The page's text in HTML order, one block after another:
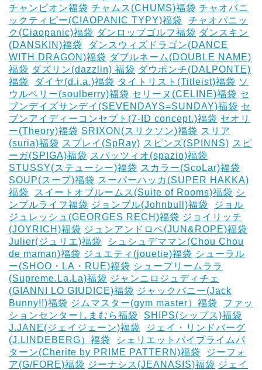
チャンピオン福袋 チャムス(CHUMS)福袋 チャオパニ
ックティピー(CIAOPANIC TYPY)福袋
チャオパニッ
ク(Ciaopanic)福袋 ダンロップゴルフ福袋 ダンスキン
(DANSKIN)福袋
ダンスウィズドラゴン(DANCE
WITH DRAGON)福袋 ダブルネーム(DOUBLE NAME)
福袋 ダズリン(dazzlin) 福袋 ダウポンチ(DALPONTE)
福袋
ダイヤ(d.i.a.)福袋 タイトリスト(Titleist)福袋 ソ
ウルベリー(soulberry)福袋 セリーヌ(CELINE)福袋 セ
ブンデイズサンデイ(SEVENDAYS=SUNDAY)福袋 セ
ブンアイディーコンセプト(7-ID concept.)福袋 セオリ
ー(Theory)福袋 SRIXON(スリクソン)福袋 スリア
(suria)福袋 スプレイ(SpRay) スピンズ(SPINNS) スピ
ーガ(SPIGA)福袋 スパッツィオ(spazio)福袋
STUSSY(ステューシー)福袋 スカラー(ScoLar)福袋
SOUP(スープ)福袋 スーパーハッカ(SUPER HAKKA)
福袋
スイートオブルームス(Suite of Rooms)福袋 シ
ンプルライフ福袋 ジョンブル(Johnbull)福袋
ジョル
ジュレッシュ(GEORGES RECH)福袋 ジョイリッチ
(JOYRICH)福袋 ジュンアンドロペ(JUN&ROPE)福袋
Julier(ジュリエ)福袋
シュシュデママン(Chou Chou
de maman)福袋 ジュエティ(jouetie)福袋 シューラル
ー(SHOO・LA・RUE)福袋 シュープリームララ
(Supreme.La.La)福袋 ジャンニロジュディチェ
(GIANNI LO GIUDICE)福袋 ジャックバニー(Jack
Bunny!!)福袋 ジムマスター(gym master）福袋
ファッ
ションセンターしまむら福袋
SHIPS(シップス)福袋
J.JANE(ジェイジェーン)福袋
ジェイ・リンドバーグ
(J.LINDEBERG）福袋
シェリエットバイプライムパ
ターン(Cherite by PRIME PATTERN)福袋
ジーフォ
ア(G/FORE)福袋 ジーナシス(JEANASIS)福袋 ジェイ